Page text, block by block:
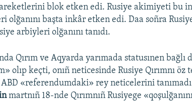
blok etken edi. Rusiye akimiyeti bu
olğanını başta inkâr etken edi. Daa soñra
arbiyleri olğanını tanıdı.
Qırım ve Aqyarda yarımada statusınen bağlı
olıp keçti, onıñ neticesinde Rusiye Qırımnı öz
«referendumdaki» rey neticelerini
martnıñ 18-nde Qırımnıñ Rusiyege